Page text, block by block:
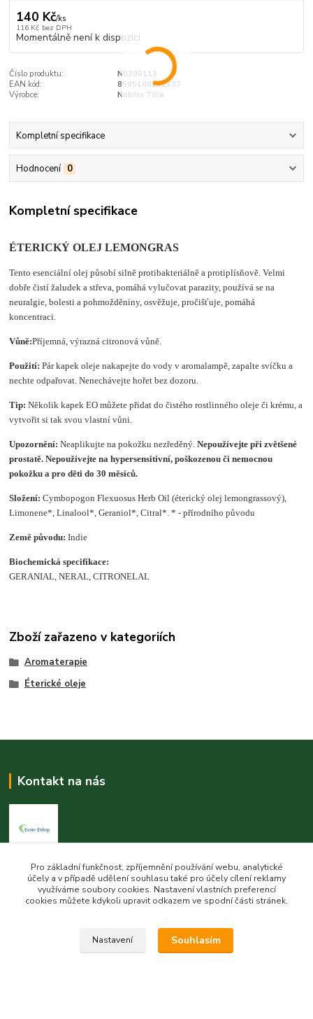
140 Kč/ks
116 Kč bez DPH
Momentálně není k dispozici
Číslo produktu:
N0300113
EAN kód:
8595100202437
Výrobce:
Nobilis Tilia
Kompletní specifikace
Hodnocení 0
Kompletní specifikace
ÉTERICKÝ OLEJ LEMONGRAS
Tento esenciální olej působí silně protibakteriálně a protiplísňově. Velmi
dobře čistí žaludek a střeva, pomáhá vylučovat parazity, používá se na
neuralgie, bolesti a pohmožděniny, osvěžuje, pročišťuje, pomáhá
koncentraci.
Vůně:Příjemná, výrazná citronová vůně.
Použití: Pár kapek oleje nakapejte do vody v aromalampě, zapalte svíčku a
nechte odpařovat. Nenechávejte hořet bez dozoru.
Tip: Několik kapek EO můžete přidat do čistého rostlinného oleje či krému, a
vytvořit si tak svou vlastní vůni.
Upozornění: Neaplikujte na pokožku nezředěný.Nepoužívejte při zvětšené
prostatě. Nepoužívejte na hypersensitivní, poškozenou či nemocnou
pokožku a pro děti do 30 měsíců.
Složení: Cymbopogon Flexuosus Herb Oil (éterický olej lemongrassový),
Limonene*, Linalool*, Geraniol*, Citral*. * - přírodního původu
Země původu: Indie
Biochemická specifikace:
GERANIAL, NERAL, CITRONELAL
Zboží zařazeno v kategoriích
Aromaterapie
Éterické oleje
Kontakt na nás
Esme eshop
Jan Vohlídal
objednavky@esme-eshop.cz
Pro základní funkčnost, zpříjemnění používání webu, analytické
účely a v případě udělení souhlasu také pro účely cílení reklamy
využíváme soubory cookies. Nastavení vlastních preferencí
cookies můžete kdykoli upravit odkazem ve spodní části stránek.
Nastavení Souhlasím